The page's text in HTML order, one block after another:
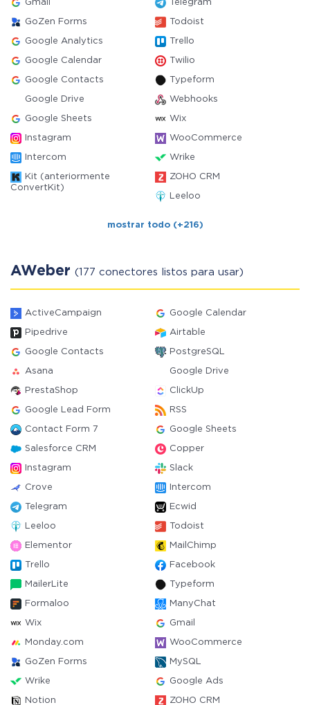
Gmail Telegram
GoZen Forms Todoist
Google Analytics Trello
Google Calendar Twilio
Google Contacts Typeform
Google Drive Webhooks
Google Sheets Wix
Instagram WooCommerce
Intercom Wrike
Kit (anteriormente
ConvertKit)
ZOHO CRM
Leeloo
mostrar todo (+216)
AWeber (177 conectores listos para usar)
ActiveCampaign Google Calendar
Pipedrive Airtable
Google Contacts PostgreSQL
Asana Google Drive
PrestaShop ClickUp
Google Lead Form RSS
Contact Form 7 Google Sheets
Salesforce CRM Copper
Instagram Slack
Crove Intercom
Telegram Ecwid
Leeloo Todoist
Elementor MailChimp
Trello Facebook
MailerLite Typeform
Formaloo ManyChat
Wix Gmail
Monday.com WooCommerce
GoZen Forms MySQL
Wrike Google Ads
Notion ZOHO CRM